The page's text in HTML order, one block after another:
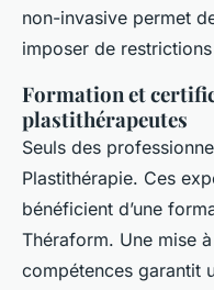
non-invasive permet
imposer de
Formation et
plastithérapeutes
Seuls des
Plastithérapie. Ces
bénéficient d’une
Théraform. Une mise
compétences garantit